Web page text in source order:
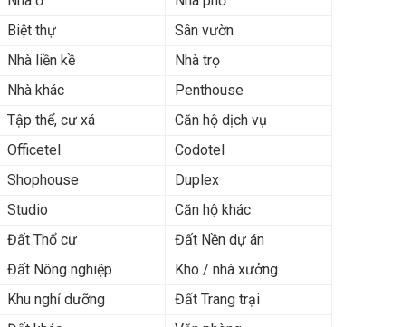
Biệt thự
Sân vườn
Nhà liền kề
Nhà trọ
Nhà khác
Penthouse
Tập thể, cư xá
Căn hộ dịch vụ
Officetel
Codotel
Shophouse
Duplex
Studio
Căn hộ khác
Đất Thổ cư
Đất Nền dự án
Đất Nông nghiệp
Kho / nhà xưởng
Khu nghỉ dưỡng
Đất Trang trại